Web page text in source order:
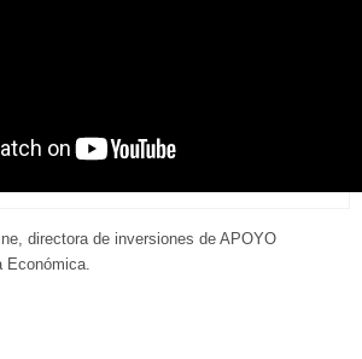
directora de inversiones de APOYO
Económica.